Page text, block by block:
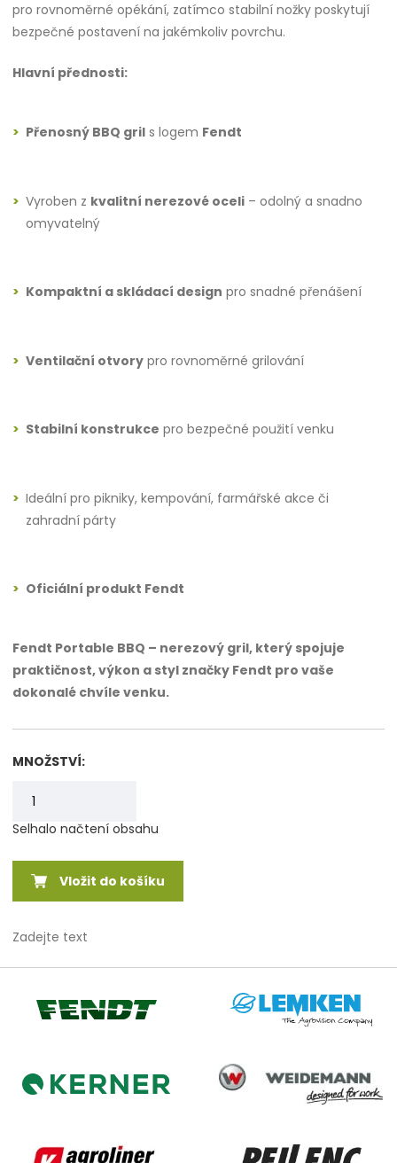
pro rovnoměrné opékání, zatímco stabilní nožky poskytují
bezpečné postavení na jakémkoliv povrchu.
Hlavní přednosti:
Přenosný BBQ gril s logem Fendt
Vyroben z kvalitní nerezové oceli – odolný a snadno
omyvatelný
Kompaktní a skládací design pro snadné přenášení
Ventilační otvory pro rovnoměrné grilování
Stabilní konstrukce pro bezpečné použití venku
Ideální pro pikniky, kempování, farmářské akce či
zahradní párty
Oficiální produkt Fendt
Fendt Portable BBQ – nerezový gril, který spojuje
praktičnost, výkon a styl značky Fendt pro vaše
dokonalé chvíle venku.
MNOŽSTVÍ:
Selhalo načtení obsahu
Vložit do košíku
Zadejte text
Fendt Lemken
Kerner
Weidemann
Agroliner Pellenc